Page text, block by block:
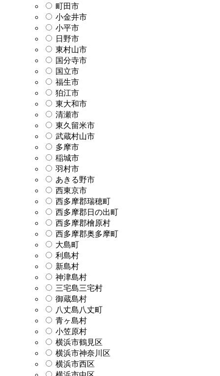
町田市
小金井市
小平市
日野市
東村山市
国分寺市
国立市
福生市
狛江市
東大和市
清瀬市
東久留米市
武蔵村山市
多摩市
稲城市
羽村市
あきる野市
西東京市
西多摩郡瑞穂町
西多摩郡日の出町
西多摩郡檜原村
西多摩郡奥多摩町
大島町
利島村
新島村
神津島村
三宅島三宅村
御蔵島村
八丈島八丈町
青ヶ島村
小笠原村
横浜市鶴見区
横浜市神奈川区
横浜市西区